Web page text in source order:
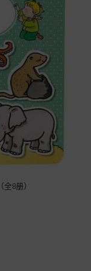
8册）